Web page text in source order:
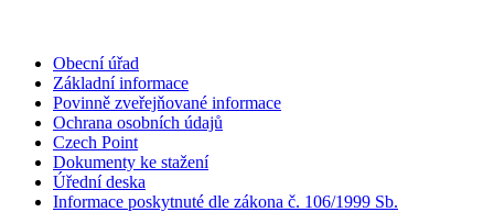
Obecní úřad
Základní informace
Povinně zveřejňované informace
Ochrana osobních údajů
Czech Point
Dokumenty ke stažení
Úřední deska
Informace poskytnuté dle zákona č. 106/1999 Sb.